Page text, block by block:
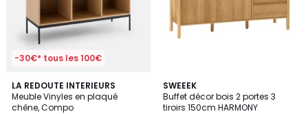
-30€* tous les 100€
LA REDOUTE INTERIEURS
Meuble Vinyles en plaqué
chêne, Compo
4,8
/ 5
SWEEEK
Buffet décor bois 2 portes 3
tiroirs 150cm HARMONY
1
/
5
2
Couleurs